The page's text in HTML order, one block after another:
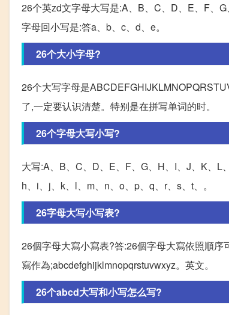
26个英zd文字母大写是:A、B、C、D、E、F、
字母回小写是:答a、b、c、d、e。
26个大小字母?
26个大写字母是
了,一定要认识清楚。特别是在拼写单词的时。
26个字母大写小写?
大写:A、B、C、D、E、F、G、H、I、J、K、L
h、i、j、k、l、m、n、o、p、q、r、s、t、。
26字母大写小写表?
26個字母大寫小寫表?答:26個字母大寫依照順
寫作為;abcdefghijklmnopqrstuvwxyz。英文。
26个abcd大写和小写怎么写?